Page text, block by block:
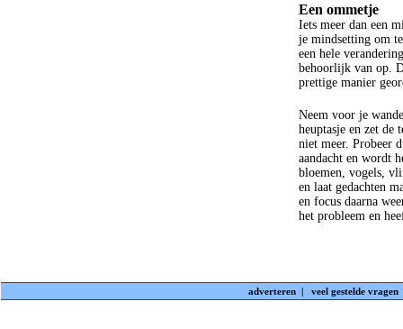
Een ommetje
Iets meer dan een
je mindsetting om
een hele
behoorlijk van op.
prettige manier
Neem voor je
heuptasje en zet de
niet meer. Probeer
aandacht en wordt
bloemen, vogels,
en laat gedachten
en focus daarna
het probleem en
adverteren | veel gestelde vragen